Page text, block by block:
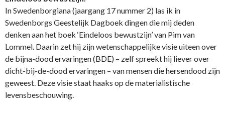
In Swedenborgiana (jaargang 17 nummer 2) las ik in
Swedenborgs Geestelijk Dagboek dingen die mij deden
denken aan het boek ‘Eindeloos bewustzijn’ van Pim van
Lommel. Daarin zet hij zijn wetenschappelijke visie uiteen over
de bijna-dood ervaringen (BDE) – zelf spreekt hij liever over
dicht-bij-de-dood ervaringen – van mensen die hersendood zijn
geweest. Deze visie staat haaks op de materialistische
levensbeschouwing.